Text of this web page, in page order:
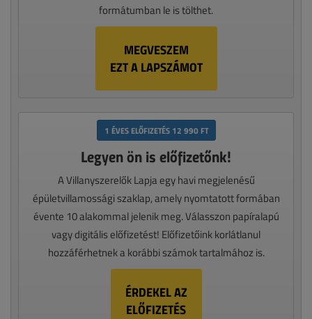
formátumban le is tölthet.
MEGVESZEM
EZT A LAPSZÁMOT
1 ÉVES ELŐFIZETÉS 12 990 FT
Legyen ön is előfizetőnk!
A Villanyszerelők Lapja egy havi megjelenésű
épületvillamossági szaklap, amely nyomtatott formában
évente 10 alakommal jelenik meg. Válasszon papíralapú
vagy digitális előfizetést! Előfizetőink korlátlanul
hozzáférhetnek a korábbi számok tartalmához is.
ÉRDEKEL AZ
ELŐFIZETÉS